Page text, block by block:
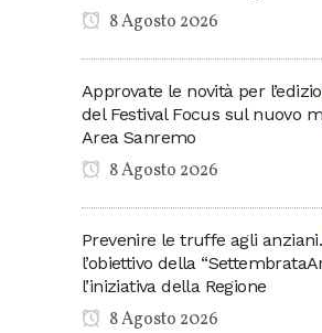
8 Agosto 2026
Approvate le novità per
del Festival Focus sul nuovo
Area Sanremo
8 Agosto 2026
Prevenire le truffe agli anziani.
l’obiettivo della
l’iniziativa della Regione
8 Agosto 2026